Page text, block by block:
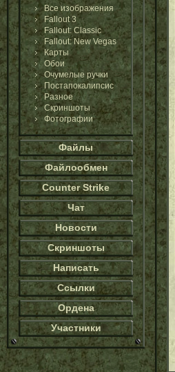
Все изображения
Fallout 3
Fallout: Classic
Fallout: New Vegas
Карты
Обои
Очумелые ручки
Постапокалипсис
Разное
Скриншоты
Фотографии
Файлы
Файлообмен
Counter Strike
Чат
Новости
Скриншоты
Написать
Ссылки
Ордена
Участники